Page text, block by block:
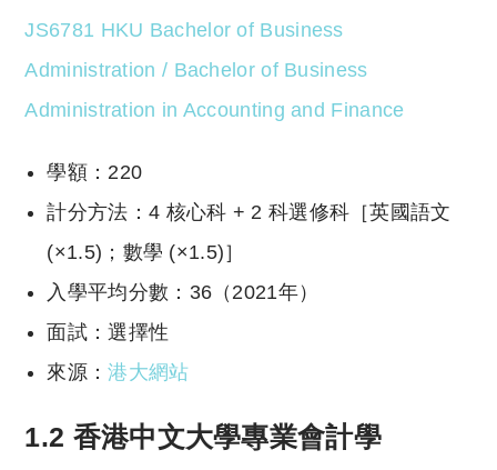
JS6781 HKU Bachelor of Business
Administration / Bachelor of Business
Administration in Accounting and Finance
學額：220
計分方法：4 核心科 + 2 科選修科［英國語文
(×1.5)；數學 (×1.5)］
入學平均分數：36（2021年）
面試：選擇性
來源：港大網站
1.2 香港中文大學專業會計學